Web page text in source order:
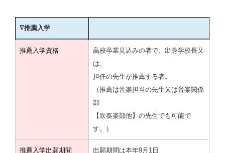
∇推薦入学
∇推薦入学
推薦入学資格
高校卒業見込みの者で、出身学校長又
は、
担任の先生が推薦する者。
（推薦は音楽担当の先生又は音楽関係
部
【吹奏楽部他】の先生でも可能で
す。）
推薦入学出願期間 出願期間は本年9月1日